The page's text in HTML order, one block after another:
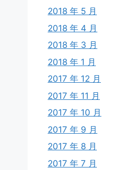
2018 年 5 月
2018 年 4 月
2018 年 3 月
2018 年 1 月
2017 年 12 月
2017 年 11 月
2017 年 10 月
2017 年 9 月
2017 年 8 月
2017 年 7 月